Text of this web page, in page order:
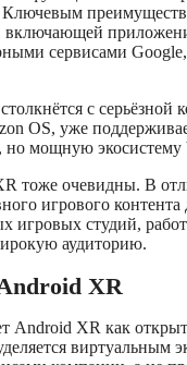
включающей
сервисами
с серьёзной
OS, уже
но мощную экосистему
тоже очевидны. В
игрового
игровых студий,
аудиторию.
XR
Android XR как
виртуальным